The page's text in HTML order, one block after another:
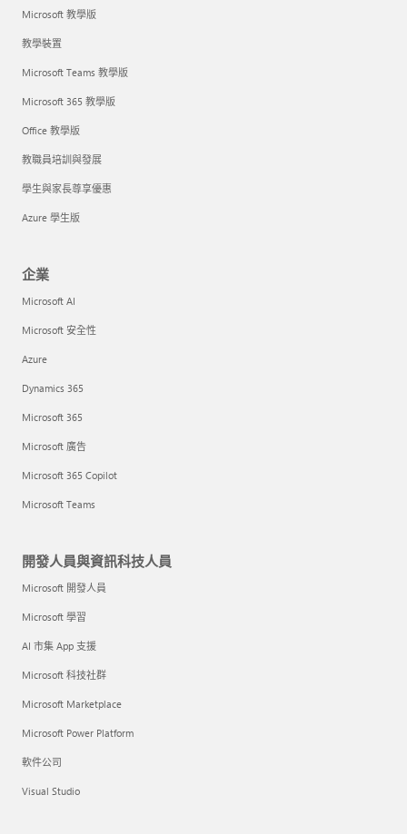
Microsoft 教學版
教學裝置
Microsoft Teams 教學版
Microsoft 365 教學版
Office 教學版
教職員培訓與發展
學生與家長尊享優惠
Azure 學生版
企業
Microsoft AI
Microsoft 安全性
Azure
Dynamics 365
Microsoft 365
Microsoft 廣告
Microsoft 365 Copilot
Microsoft Teams
開發人員與資訊科技人員
Microsoft 開發人員
Microsoft 學習
AI 市集 App 支援
Microsoft 科技社群
Microsoft Marketplace
Microsoft Power Platform
軟件公司
Visual Studio